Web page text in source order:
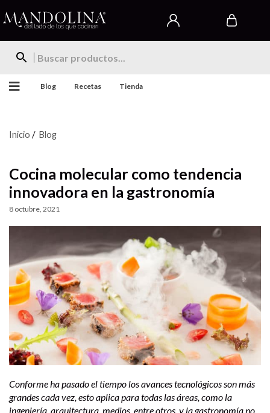
Blog Recetas Tienda
Inicio / Blog
Cocina molecular como tendencia
innovadora en la gastronomía
8 octubre, 2021
Conforme ha pasado el tiempo los avances tecnológicos son más
grandes cada vez, esto aplica para todas las áreas, como la
ingeniería, arquitectura, medios, entre otros, y la gastronomía no